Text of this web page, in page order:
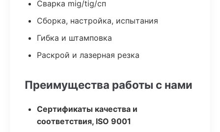
Сварка mig/tig/сп
Сборка, настройка, испытания
Гибка и штамповка
Раскрой и лазерная резка
Преимущества работы с нами
Сертификаты качества и
соответствия, ISO 9001